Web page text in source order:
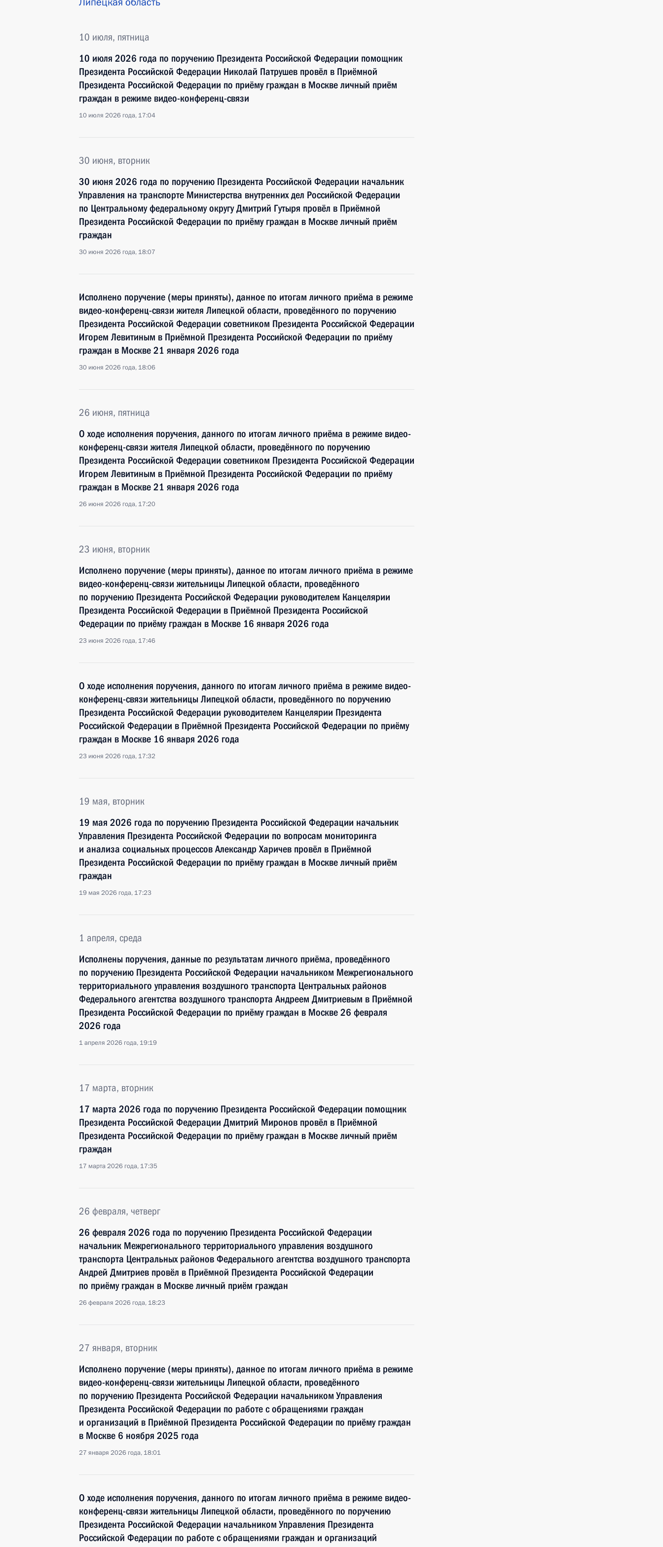
10 июля, пятница
10 июля 2026 года по поручению Президента Российской Федерации помощник
Президента Российской Федерации Николай Патрушев провёл в Приёмной
Президента Российской Федерации по приёму граждан в Москве личный приём
граждан в режиме видео-конференц-связи
10 июля 2026 года, 17:04
30 июня, вторник
30 июня 2026 года по поручению Президента Российской Федерации начальник
Управления на транспорте Министерства внутренних дел Российской Федерации
по Центральному федеральному округу Дмитрий Гутыря провёл в Приёмной
Президента Российской Федерации по приёму граждан в Москве личный приём
граждан
30 июня 2026 года, 18:07
Исполнено поручение (меры приняты), данное по итогам личного приёма в режиме
видео-конференц-связи жителя Липецкой области, проведённого по поручению
Президента Российской Федерации советником Президента Российской Федерации
Игорем Левитиным в Приёмной Президента Российской Федерации по приёму
граждан в Москве 21 января 2026 года
30 июня 2026 года, 18:06
26 июня, пятница
О ходе исполнения поручения, данного по итогам личного приёма в режиме видео-
конференц-связи жителя Липецкой области, проведённого по поручению
Президента Российской Федерации советником Президента Российской Федерации
Игорем Левитиным в Приёмной Президента Российской Федерации по приёму
граждан в Москве 21 января 2026 года
26 июня 2026 года, 17:20
23 июня, вторник
Исполнено поручение (меры приняты), данное по итогам личного приёма в режиме
видео-конференц-связи жительницы Липецкой области, проведённого
по поручению Президента Российской Федерации руководителем Канцелярии
Президента Российской Федерации в Приёмной Президента Российской
Федерации по приёму граждан в Москве 16 января 2026 года
23 июня 2026 года, 17:46
О ходе исполнения поручения, данного по итогам личного приёма в режиме видео-
конференц-связи жительницы Липецкой области, проведённого по поручению
Президента Российской Федерации руководителем Канцелярии Президента
Российской Федерации в Приёмной Президента Российской Федерации по приёму
граждан в Москве 16 января 2026 года
23 июня 2026 года, 17:32
19 мая, вторник
19 мая 2026 года по поручению Президента Российской Федерации начальник
Управления Президента Российской Федерации по вопросам мониторинга
и анализа социальных процессов Александр Харичев провёл в Приёмной
Президента Российской Федерации по приёму граждан в Москве личный приём
граждан
19 мая 2026 года, 17:23
1 апреля, среда
Исполнены поручения, данные по результатам личного приёма, проведённого
по поручению Президента Российской Федерации начальником Межрегионального
территориального управления воздушного транспорта Центральных районов
Федерального агентства воздушного транспорта Андреем Дмитриевым в Приёмной
Президента Российской Федерации по приёму граждан в Москве 26 февраля
2026 года
1 апреля 2026 года, 19:19
17 марта, вторник
17 марта 2026 года по поручению Президента Российской Федерации помощник
Президента Российской Федерации Дмитрий Миронов провёл в Приёмной
Президента Российской Федерации по приёму граждан в Москве личный приём
граждан
17 марта 2026 года, 17:35
26 февраля, четверг
26 февраля 2026 года по поручению Президента Российской Федерации
начальник Межрегионального территориального управления воздушного
транспорта Центральных районов Федерального агентства воздушного транспорта
Андрей Дмитриев провёл в Приёмной Президента Российской Федерации
по приёму граждан в Москве личный приём граждан
26 февраля 2026 года, 18:23
27 января, вторник
Исполнено поручение (меры приняты), данное по итогам личного приёма в режиме
видео-конференц-связи жительницы Липецкой области, проведённого
по поручению Президента Российской Федерации начальником Управления
Президента Российской Федерации по работе с обращениями граждан
и организаций в Приёмной Президента Российской Федерации по приёму граждан
в Москве 6 ноября 2025 года
27 января 2026 года, 18:01
О ходе исполнения поручения, данного по итогам личного приёма в режиме видео-
конференц-связи жительницы Липецкой области, проведённого по поручению
Президента Российской Федерации начальником Управления Президента
Российской Федерации по работе с обращениями граждан и организаций